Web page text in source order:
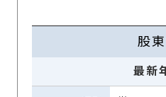
股
最新